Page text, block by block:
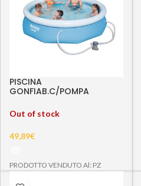
PISCINA
GONFIAB.C/POMPA
Out of stock
49,89€
PRODOTTO VENDUTO Al: PZ